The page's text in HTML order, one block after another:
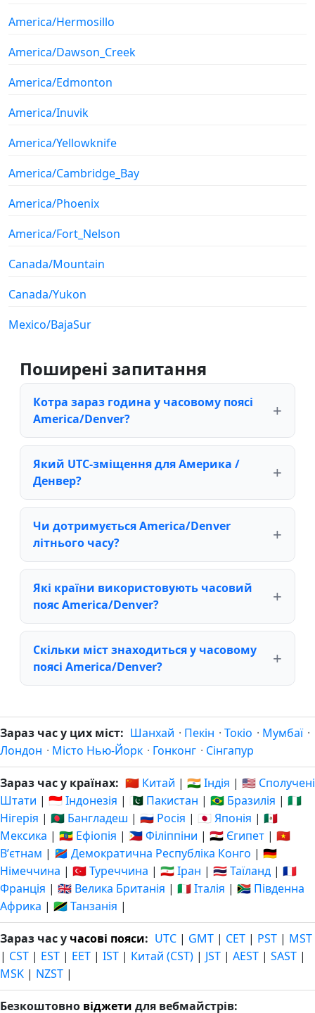
America/Hermosillo
America/Dawson_Creek
America/Edmonton
America/Inuvik
America/Yellowknife
America/Cambridge_Bay
America/Phoenix
America/Fort_Nelson
Canada/Mountain
Canada/Yukon
Mexico/BajaSur
Поширені запитання
Котра зараз година у часовому поясі
America/Denver?
Який UTC-зміщення для Америка /
Денвер?
Чи дотримується America/Denver
літнього часу?
Які країни використовують часовий
пояс America/Denver?
Скільки міст знаходиться у часовому
поясі America/Denver?
Зараз час у цих міст: Шанхай · Пекін · Токіо · Мумбаї ·
Лондон · Місто Нью-Йорк · Гонконг · Сінгапур
Зараз час у країнах: 🇨🇳 Китай | 🇮🇳 Індія | 🇺🇸 Сполучені
Штати | 🇮🇩 Індонезія | 🇵🇰 Пакистан | 🇧🇷 Бразилія | 🇳🇬
Нігерія | 🇧🇩 Бангладеш | 🇷🇺 Росія | 🇯🇵 Японія | 🇲🇽
Мексика | 🇪🇹 Ефіопія | 🇵🇭 Філіппіни | 🇪🇬 Єгипет | 🇻🇳
Вʼєтнам | 🇨🇩 Демократична Республіка Конго | 🇩🇪
Німеччина | 🇹🇷 Туреччина | 🇮🇷 Іран | 🇹🇭 Таїланд | 🇫🇷
Франція | 🇬🇧 Велика Британія | 🇮🇹 Італія | 🇿🇦 Південна
Африка | 🇹🇿 Танзанія |
Зараз час у часові пояси: UTC | GMT | CET | PST | MST
| CST | EST | EET | IST | Китай (CST) | JST | AEST | SAST |
MSK | NZST |
Безкоштовно віджети для вебмайстрів: